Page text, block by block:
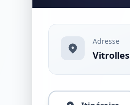
Adresse
Vitrolles